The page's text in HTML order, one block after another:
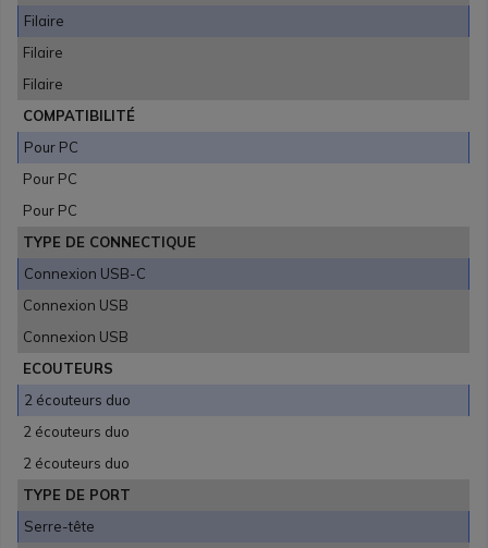
Filaire
Filaire
Filaire
COMPATIBILITÉ
Pour PC
Pour PC
Pour PC
TYPE DE CONNECTIQUE
Connexion USB-C
Connexion USB
Connexion USB
ECOUTEURS
2 écouteurs duo
2 écouteurs duo
2 écouteurs duo
TYPE DE PORT
Serre-tête